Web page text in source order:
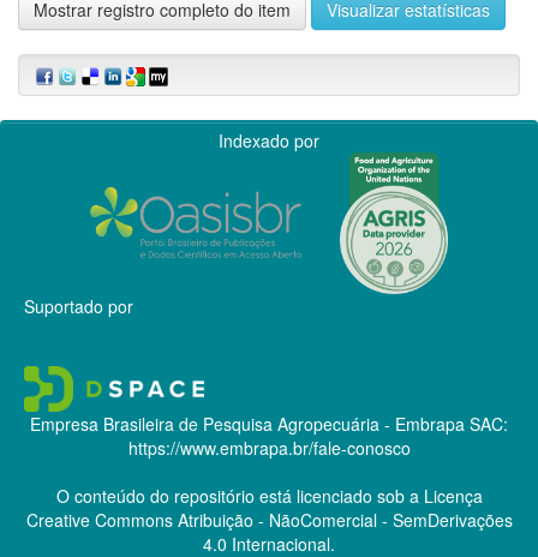
Mostrar registro completo do item Visualizar estatísticas
Indexado por
Suportado por
Empresa Brasileira de Pesquisa Agropecuária - Embrapa SAC:
https://www.embrapa.br/fale-conosco
O conteúdo do repositório está licenciado sob a Licença
Creative CommonsAtribuição - NãoComercial - SemDerivações
4.0 Internacional.